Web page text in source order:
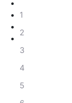
1
2
3
4
5